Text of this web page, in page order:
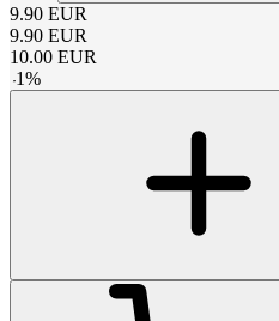
9.90 EUR
9.90 EUR
10.00 EUR
-1%